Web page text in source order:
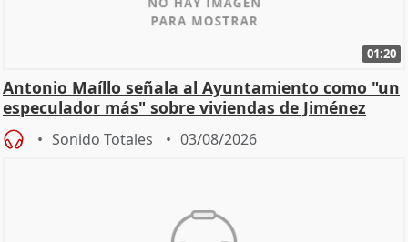
01:20
Antonio Maíllo señala al Ayuntamiento como "un
especulador más" sobre viviendas de Jiménez
Becerril
Sonido Totales 03/08/2026